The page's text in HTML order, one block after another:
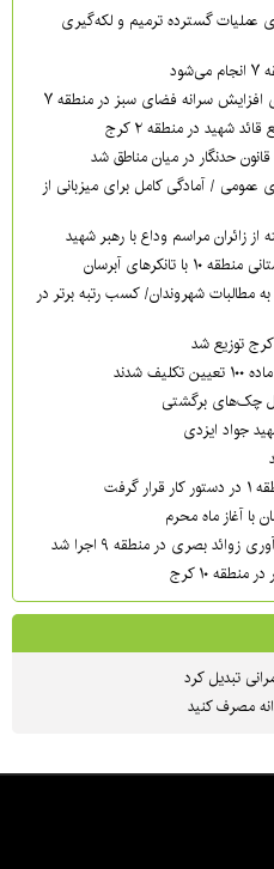
معابر در منطقه ۷/ اجرای عملیات گسترده ترمیم و لکه‌گیری
سرانه فضای سبز در منطقه ۷
شهید در منطقه ۲ کرج
با ایام عزای عمومی / آمادگی کامل برای میزبانی از
آبرسان
به مطالبات شهروندان/ کسب رتبه برتر در
شدند
آغاز ماه محرم
بصری در منطقه ۹ اجرا شد
۱۰ کرج
تبدیل کرد
مصرف کنید